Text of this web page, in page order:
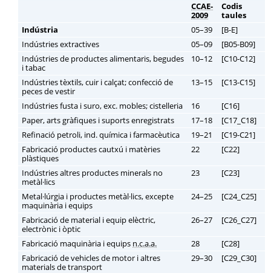
CCAE-
2009
Codis
taules
Indústria
05–39
[B-E]
Indústries extractives
05–09
[B05-B09]
Indústries de productes alimentaris, begudes
i tabac
10–12 [C10-C12]
Indústries tèxtils, cuir i calçat; confecció de
peces de vestir
13–15 [C13-C15]
Indústries fusta i suro, exc. mobles; cistelleria 16
[C16]
Paper, arts gràfiques i suports enregistrats
17–18
[C17_C18]
Refinació petroli, ind. química i farmacèutica
19–21
[C19-C21]
Fabricació productes cautxú i matèries
plàstiques
22 [C22]
Indústries altres productes minerals no
metàl·lics
23 [C23]
Metal·lúrgia i productes metàl·lics, excepte
maquinària i equips
24–25 [C24_C25]
Fabricació de material i equip elèctric,
electrònic i òptic
26–27 [C26_C27]
Fabricació maquinària i equips n.c.a.a. 28
[C28]
Fabricació de vehicles de motor i altres
materials de transport
29–30 [C29_C30]